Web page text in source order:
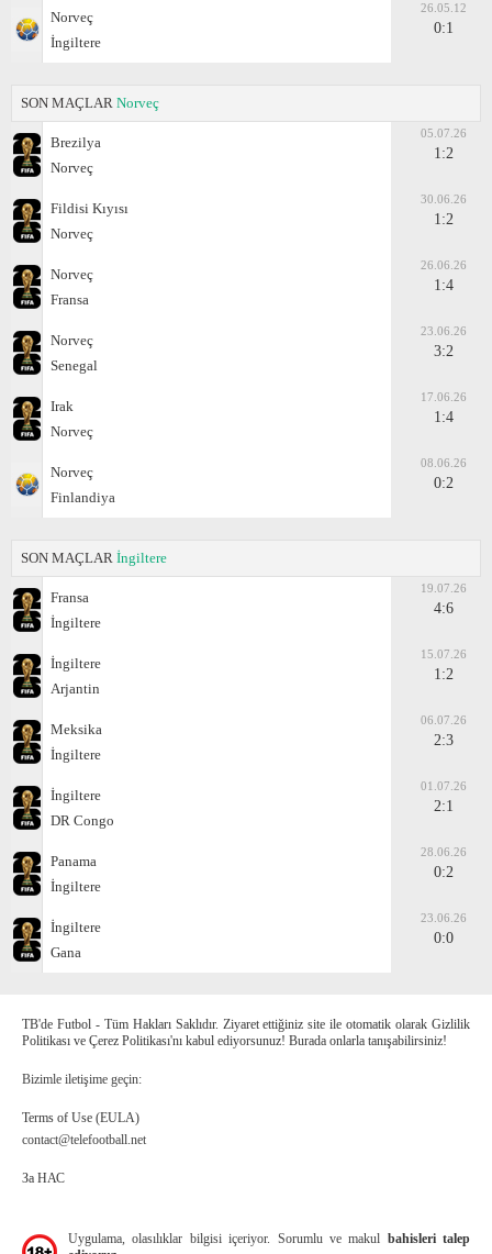
Norveç
İngiltere
26.05.12
0:1
SON MAÇLAR Norveç
Brezilya
Norveç
05.07.26
1:2
Fildisi Kıyısı
Norveç
30.06.26
1:2
Norveç
Fransa
26.06.26
1:4
Norveç
Senegal
23.06.26
3:2
Irak
Norveç
17.06.26
1:4
Norveç
Finlandiya
08.06.26
0:2
SON MAÇLAR İngiltere
Fransa
İngiltere
19.07.26
4:6
İngiltere
Arjantin
15.07.26
1:2
Meksika
İngiltere
06.07.26
2:3
İngiltere
DR Congo
01.07.26
2:1
Panama
İngiltere
28.06.26
0:2
İngiltere
Gana
23.06.26
0:0
TB'de Futbol - Tüm Hakları Saklıdır. Ziyaret ettiğiniz site ile otomatik olarak Gizlilik
Politikası ve Çerez Politikası'nı kabul ediyorsunuz! Burada onlarla tanışabilirsiniz!
Bizimle iletişime geçin:
Terms of Use (EULA)
contact@telefootball.net
За НАС
Uygulama, olasılıklar bilgisi içeriyor. Sorumlu ve makul bahisleri talep